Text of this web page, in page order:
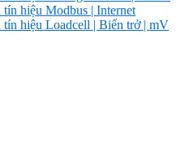
hiệu Modbus | Internet
tín hiệu Loadcell | Biến trở | mV